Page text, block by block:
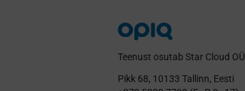
Teenust osutab Star Cloud OÜ
Pikk 68, 10133 Tallinn, Eesti